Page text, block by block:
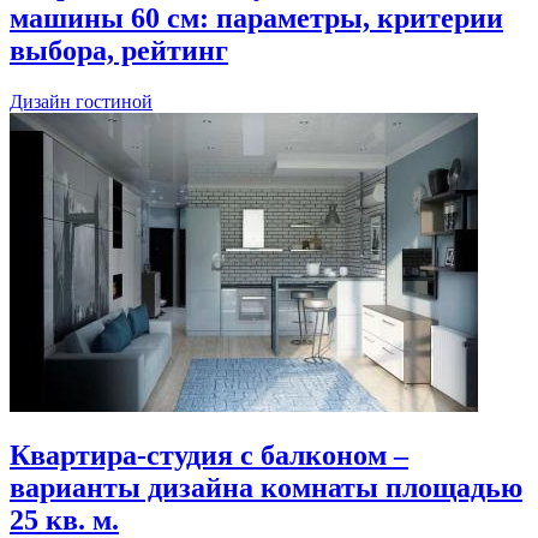
машины 60 см: параметры, критерии
выбора, рейтинг
Дизайн гостиной
Квартира-студия с балконом –
варианты дизайна комнаты площадью
25 кв. м.